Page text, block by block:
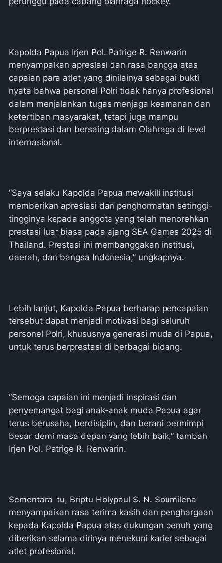
Kapolda Papua Irjen Pol. Patrige R. Renwarin
menyampaikan apresiasi dan rasa bangga atas
capaian para atlet yang dinilainya sebagai bukti
nyata bahwa personel Polri tidak hanya profesional
dalam menjalankan tugas menjaga keamanan dan
ketertiban masyarakat, tetapi juga mampu
berprestasi dan bersaing dalam Olahraga di level
internasional.
“Saya selaku Kapolda Papua mewakili institusi
memberikan apresiasi dan penghormatan setinggi-
tingginya kepada anggota yang telah menorehkan
prestasi luar biasa pada ajang SEA Games 2025 di
Thailand. Prestasi ini membanggakan institusi,
daerah, dan bangsa Indonesia,” ungkapnya.
Lebih lanjut, Kapolda Papua berharap pencapaian
tersebut dapat menjadi motivasi bagi seluruh
personel Polri, khususnya generasi muda di Papua,
untuk terus berprestasi di berbagai bidang.
“Semoga capaian ini menjadi inspirasi dan
penyemangat bagi anak-anak muda Papua agar
terus berusaha, berdisiplin, dan berani bermimpi
besar demi masa depan yang lebih baik,” tambah
Irjen Pol. Patrige R. Renwarin.
Sementara itu, Briptu Holypaul S. N. Soumilena
menyampaikan rasa terima kasih dan penghargaan
kepada Kapolda Papua atas dukungan penuh yang
diberikan selama dirinya menekuni karier sebagai
atlet profesional.